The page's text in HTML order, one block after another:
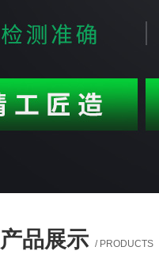
产品展示 / PRODUCTS